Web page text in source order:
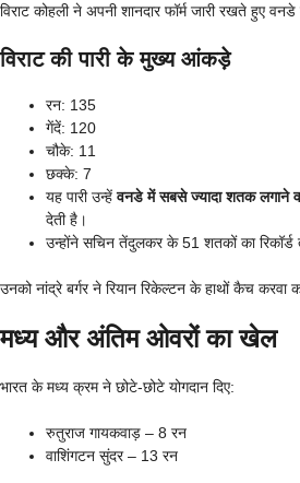
विराट कोहली ने अपनी शानदार फॉर्म जारी रखते हुए
विराट की पारी के मुख्य आंकड़े
रन: 135
गेंदें: 120
चौके: 11
छक्के: 7
यह पारी उन्हेंवनडे में सबसे ज्यादा शतक लगाने
देती है।
उन्होंने सचिन तेंदुलकर के 51 शतकों का रिकॉर्ड
उनको नांद्रे बर्गर ने रियान रिकेल्टन के हाथों कैच करवा
मध्य और अंतिम ओवरों का खेल
भारत के मध्य क्रम ने छोटे-छोटे योगदान दिए:
रुतुराज गायकवाड़ – 8 रन
वाशिंगटन सुंदर – 13 रन